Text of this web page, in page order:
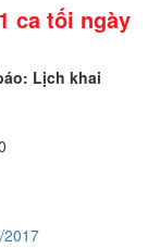
ca tối ngày
Lịch khai
2017